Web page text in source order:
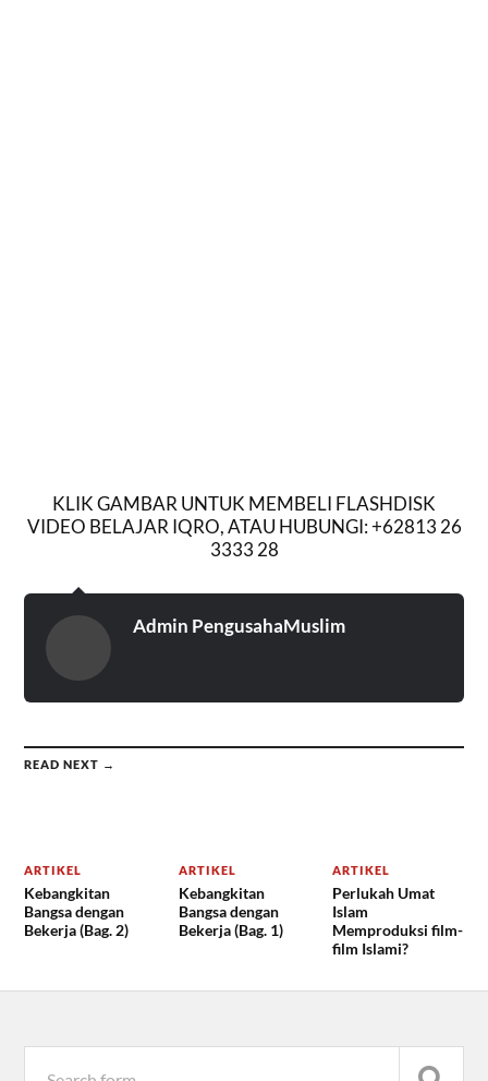
KLIK GAMBAR UNTUK MEMBELI FLASHDISK
VIDEO BELAJAR IQRO, ATAU HUBUNGI: +62813 26
3333 28
Admin PengusahaMuslim
READ NEXT →
ARTIKEL
Kebangkitan
Bangsa dengan
Bekerja (Bag. 2)
ARTIKEL
Kebangkitan
Bangsa dengan
Bekerja (Bag. 1)
ARTIKEL
Perlukah Umat
Islam
Memproduksi film-
film Islami?